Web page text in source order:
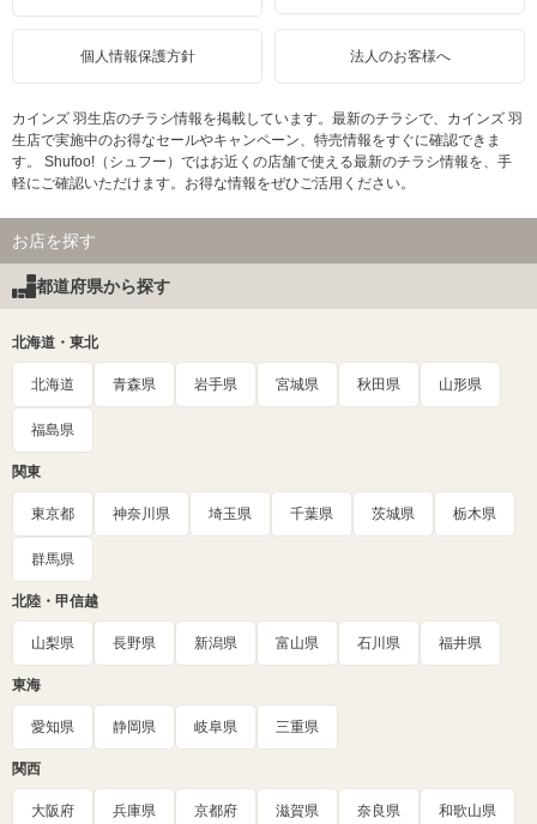
個人情報保護方針 法人のお客様へ
カインズ 羽生店のチラシ情報を掲載しています。最新のチラシで、カインズ 羽
生店で実施中のお得なセールやキャンペーン、特売情報をすぐに確認できま
す。 Shufoo!（シュフー）ではお近くの店舗で使える最新のチラシ情報を、手
軽にご確認いただけます。お得な情報をぜひご活用ください。
お店を探す
都道府県から探す
北海道・東北
北海道 青森県 岩手県 宮城県 秋田県 山形県
福島県
関東
東京都 神奈川県 埼玉県 千葉県 茨城県 栃木県
群馬県
北陸・甲信越
山梨県 長野県 新潟県 富山県 石川県 福井県
東海
愛知県 静岡県 岐阜県 三重県
関西
大阪府 兵庫県 京都府 滋賀県 奈良県 和歌山県